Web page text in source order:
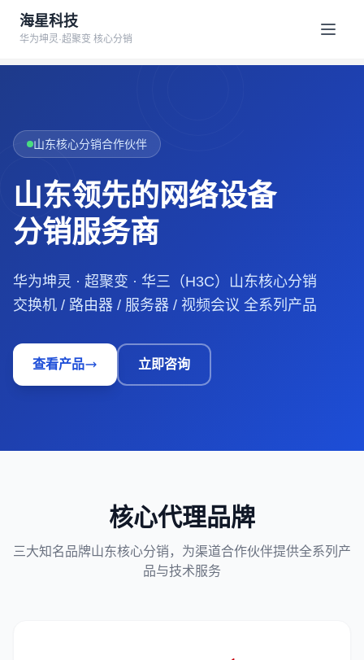
海星科技
华为坤灵·超聚变 核心分销
山东核心分销合作伙伴
山东领先的网络设备
分销服务商
华为坤灵 · 超聚变 · 华三（H3C）山东核心分销
交换机 / 路由器 / 服务器 / 视频会议 全系列产品
查看产品 立即咨询
核心代理品牌
三大知名品牌山东核心分销，为渠道合作伙伴提供全系列产
品与技术服务